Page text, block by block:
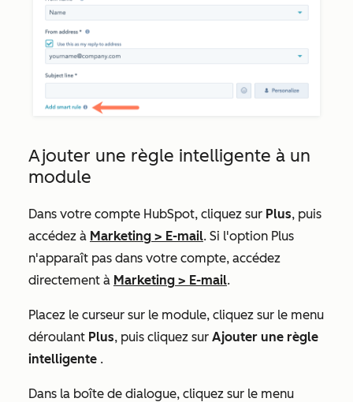
Ajouter une règle intelligente à un
module
Dans votre compte HubSpot, cliquez sur Plus, puis
accédez à Marketing > E-mail. Si l'option Plus
n'apparaît pas dans votre compte, accédez
directement à Marketing > E-mail.
Placez le curseur sur le module, cliquez sur le menu
déroulant Plus, puis cliquez sur Ajouter une règle
intelligente .
Dans la boîte de dialogue, cliquez sur le menu